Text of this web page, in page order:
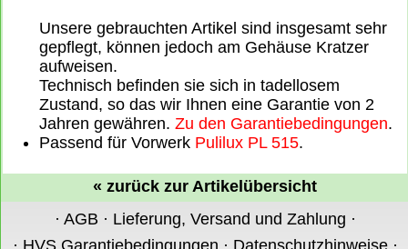
Unsere gebrauchten Artikel sind insgesamt sehr
gepflegt, können jedoch am Gehäuse Kratzer
aufweisen.
Technisch befinden sie sich in tadellosem
Zustand, so das wir Ihnen eine Garantie von 2
Jahren gewähren. Zu den Garantiebedingungen.
Passend für Vorwerk Pulilux PL 515.
« zurück zur Artikelübersicht
· AGB · Lieferung, Versand und Zahlung ·